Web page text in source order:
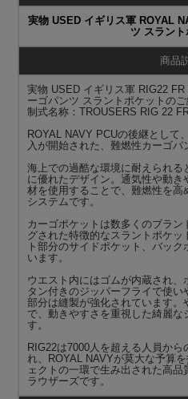
実物 USED イギリス軍 ROYAL
ツ スラント
商品
実物 USED イギリス軍 RIG22
ーゴパンツ スラントポケットのご
制式名称：TROUSERS RIG 22
ROYAL NAVY PCUの後継として
入が開始された、難燃性カーゴパ
海上での過酷な環境に耐えられ
に優れたデザイン。通気性や動
材を使用することで、難燃性を
システムです。
カーゴポケットは数多くのブラ
グされた特徴的なスラントポケッ
ト部分のサイドポケット、バッ
います。
ウエスト内にはゴムが内蔵され
タン付きのジッパーフライで使
部分は縫製が強化されています
で、動きやすさを重視した綺麗
す。
RIG22は7000人を超える人員か
れ、ROYAL NAVYが莫大な予算
ェクトの一環で生み出された高品
ラウザーズです。